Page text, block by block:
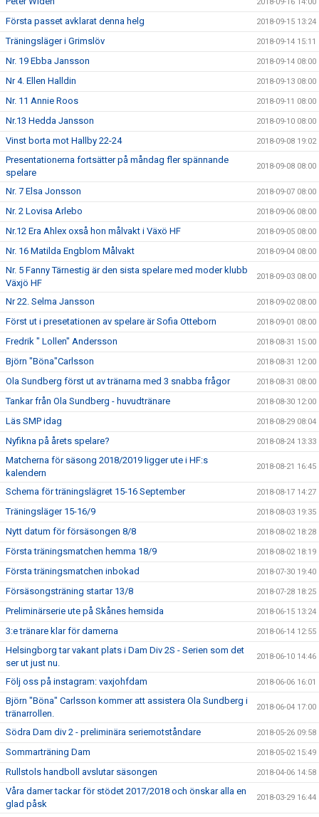
Första passet avklarat denna helg 2018-09-15 13:24
Träningsläger i Grimslöv 2018-09-14 15:11
Nr. 19 Ebba Jansson 2018-09-14 08:00
Nr 4. Ellen Halldin 2018-09-13 08:00
Nr. 11 Annie Roos 2018-09-11 08:00
Nr.13 Hedda Jansson 2018-09-10 08:00
Vinst borta mot Hallby 22-24 2018-09-08 19:02
Presentationerna fortsätter på måndag fler spännande
spelare
2018-09-08 08:00
Nr. 7 Elsa Jonsson 2018-09-07 08:00
Nr. 2 Lovisa Arlebo 2018-09-06 08:00
Nr.12 Era Ahlex oxså hon målvakt i Växö HF 2018-09-05 08:00
Nr. 16 Matilda Engblom Målvakt 2018-09-04 08:00
Nr. 5 Fanny Tärnestig är den sista spelare med moder klubb
Växjö HF
2018-09-03 08:00
Nr 22. Selma Jansson 2018-09-02 08:00
Först ut i presetationen av spelare är Sofia Otteborn 2018-09-01 08:00
Fredrik " Lollen" Andersson 2018-08-31 15:00
Björn "Böna"Carlsson 2018-08-31 12:00
Ola Sundberg först ut av tränarna med 3 snabba frågor 2018-08-31 08:00
Tankar från Ola Sundberg - huvudtränare 2018-08-30 12:00
Läs SMP idag 2018-08-29 08:04
Nyfikna på årets spelare? 2018-08-24 13:33
Matcherna för säsong 2018/2019 ligger ute i HF:s
kalendern
2018-08-21 16:45
Schema för träningslägret 15-16 September 2018-08-17 14:27
Träningsläger 15-16/9 2018-08-03 19:35
Nytt datum för försäsongen 8/8 2018-08-02 18:28
Första träningsmatchen hemma 18/9 2018-08-02 18:19
Första träningsmatchen inbokad 2018-07-30 19:40
Försäsongsträning startar 13/8 2018-07-28 18:25
Preliminärserie ute på Skånes hemsida 2018-06-15 13:24
3:e tränare klar för damerna 2018-06-14 12:55
Helsingborg tar vakant plats i Dam Div 2S - Serien som det
ser ut just nu.
2018-06-10 14:46
Följ oss på instagram: vaxjohfdam 2018-06-06 16:01
Björn "Böna" Carlsson kommer att assistera Ola Sundberg i
tränarrollen.
2018-06-04 17:00
Södra Dam div 2 - preliminära seriemotståndare 2018-05-26 09:58
Sommarträning Dam 2018-05-02 15:49
Rullstols handboll avslutar säsongen 2018-04-06 14:58
Våra damer tackar för stödet 2017/2018 och önskar alla en
glad påsk
2018-03-29 16:44